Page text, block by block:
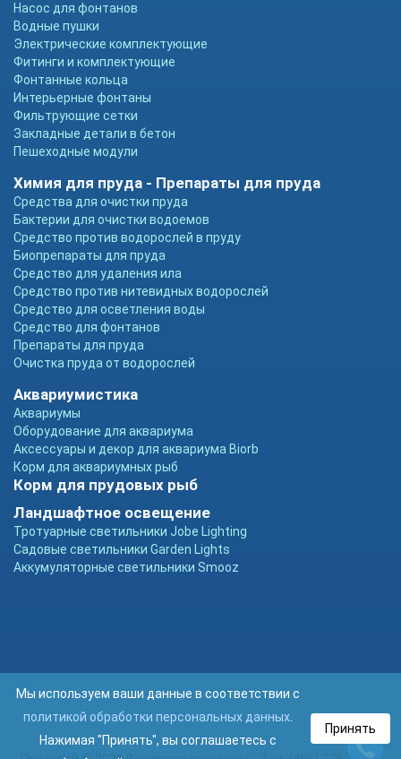
Насос для фонтанов
Водные пушки
Электрические комплектующие
Фитинги и комплектующие
Фонтанные кольца
Интерьерные фонтаны
Фильтрующие сетки
Закладные детали в бетон
Пешеходные модули
Химия для пруда - Препараты для пруда
Средства для очистки пруда
Бактерии для очистки водоемов
Средство против водорослей в пруду
Биопрепараты для пруда
Средство для удаления ила
Средство против нитевидных водорослей
Средство для осветления воды
Средство для фонтанов
Препараты для пруда
Очистка пруда от водорослей
Аквариумистика
Аквариумы
Оборудование для аквариума
Аксессуары и декор для аквариума Biorb
Корм для аквариумных рыб
Корм для прудовых рыб
Ландшафтное освещение
Тротуарные светильники Jobe Lighting
Садовые светильники Garden Lights
Аккумуляторные светильники Smooz
Мы используем ваши данные в соответствии с
политикой обработки персональных данных
Нажимая "Принять", вы соглашаетесь с
Принять